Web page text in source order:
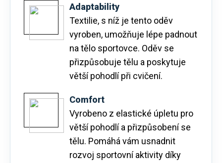
Adaptability
Textilie, s níž je tento oděv
vyroben, umožňuje lépe padnout
na tělo sportovce. Oděv se
přizpůsobuje tělu a poskytuje
větší pohodlí při cvičení.
Comfort
Vyrobeno z elastické úpletu pro
větší pohodlí a přizpůsobení se
tělu. Pomáhá vám usnadnit
rozvoj sportovní aktivity díky